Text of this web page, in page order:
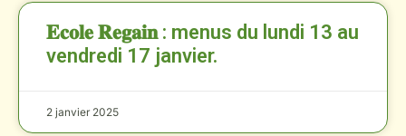
𝐄𝐜𝐨𝐥𝐞 𝐑𝐞𝐠𝐚𝐢𝐧 : menus du lundi 13 au
vendredi 17 janvier.
2 janvier 2025